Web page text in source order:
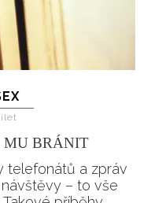
MU BRÁNIT
telefonátů a zpráv
– to vše